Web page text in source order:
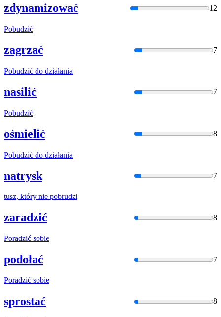
zdynamizować 12
Pobudzić
zagrzać 7
Pobudzić do działania
nasilić 7
Pobudzić
ośmielić 8
Pobudzić do działania
natrysk 7
tusz, który nie pobrudzi
zaradzić 8
Poradzić sobie
podołać 7
Poradzić sobie
sprostać 8